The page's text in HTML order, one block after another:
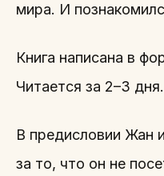
мира. И
Книга написана в
Читается за 2–3 дня.
В предисловии Жан
за то, что он не